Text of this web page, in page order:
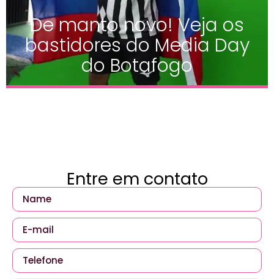
De manto novo! Veja os
bastidores do Media Day
do Botafogo
Entre em contato